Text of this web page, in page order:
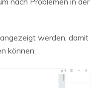
werden, damit
können.